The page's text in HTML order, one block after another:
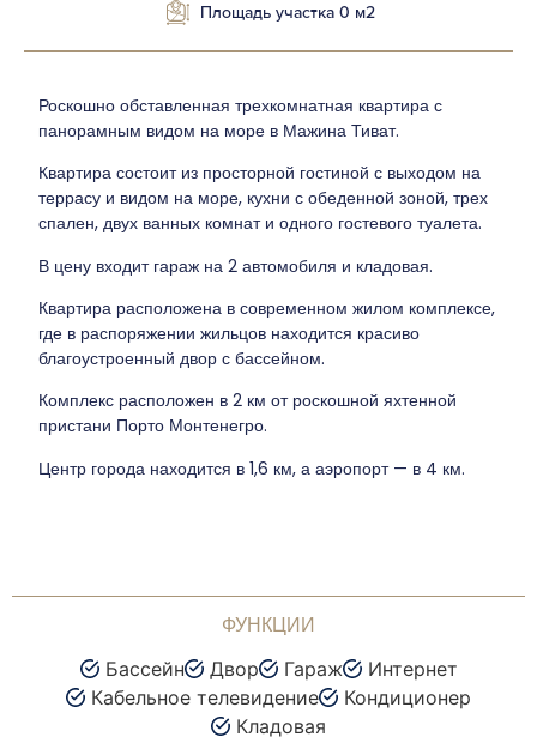
Площадь участка 0 м2
Роскошно обставленная трехкомнатная квартира с
панорамным видом на море в Мажина Тиват.
Квартира состоит из просторной гостиной с выходом на
террасу и видом на море, кухни с обеденной зоной, трех
спален, двух ванных комнат и одного гостевого туалета.
В цену входит гараж на 2 автомобиля и кладовая.
Квартира расположена в современном жилом комплексе,
где в распоряжении жильцов находится красиво
благоустроенный двор с бассейном.
Комплекс расположен в 2 км от роскошной яхтенной
пристани Порто Монтенегро.
Центр города находится в 1,6 км, а аэропорт — в 4 км.
ФУНКЦИИ
Бассейн Двор Гараж
Интернет
Кабельное телевидение
Кондиционер
Кладовая